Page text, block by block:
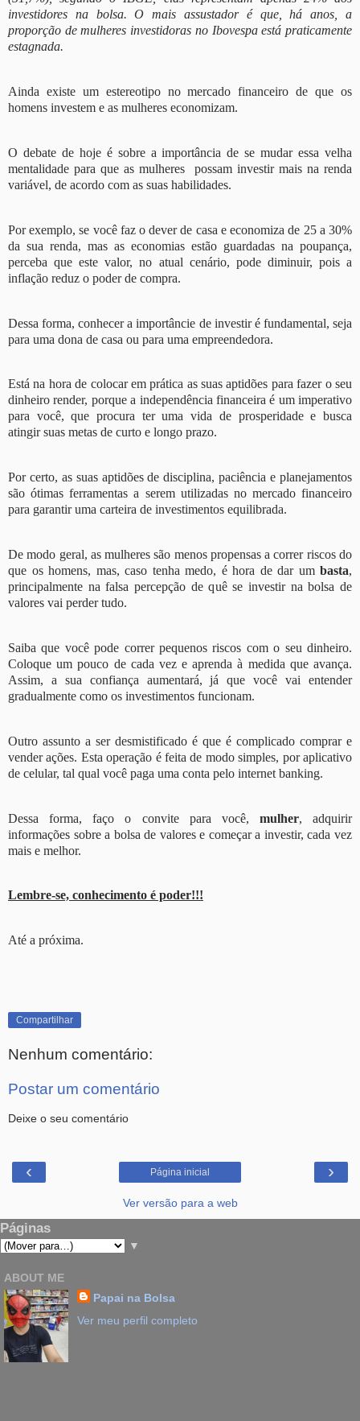
investidores na bolsa. O mais assustador é que, há anos, a
proporção de mulheres investidoras no Ibovespa está praticamente
estagnada.
Ainda existe um estereotipo no mercado financeiro de que os
homens investem e as mulheres economizam.
O debate de hoje é sobre a importância de se mudar essa velha
mentalidade para que as mulheres possam investir mais na renda
variável, de acordo com as suas habilidades.
Por exemplo, se você faz o dever de casa e economiza de 25 a 30%
da sua renda, mas as economias estão guardadas na poupança,
perceba que este valor, no atual cenário, pode diminuir, pois a
inflação reduz o poder de compra.
Dessa forma, conhecer a importâncie de investir é fundamental, seja
para uma dona de casa ou para uma empreendedora.
Está na hora de colocar em prática as suas aptidões para fazer o seu
dinheiro render, porque a independência financeira é um imperativo
para você, que procura ter uma vida de prosperidade e busca
atingir suas metas de curto e longo prazo.
Por certo, as suas aptidões de disciplina, paciência e planejamentos
são ótimas ferramentas a serem utilizadas no mercado financeiro
para garantir uma carteira de investimentos equilibrada.
De modo geral, as mulheres são menos propensas a correr riscos do
que os homens, mas, caso tenha medo, é hora de dar um basta,
principalmente na falsa percepção de quê se investir na bolsa de
valores vai perder tudo.
Saiba que você pode correr pequenos riscos com o seu dinheiro.
Coloque um pouco de cada vez e aprenda à medida que avança.
Assim, a sua confiança aumentará, já que você vai entender
gradualmente como os investimentos funcionam.
Outro assunto a ser desmistificado é que é complicado comprar e
vender ações. Esta operação é feita de modo simples, por aplicativo
de celular, tal qual você paga uma conta pelo internet banking.
Dessa forma, faço o convite para você, mulher, adquirir
informações sobre a bolsa de valores e começar a investir, cada vez
mais e melhor.
Lembre-se, conhecimento é poder!!!
Até a próxima.
Compartilhar
Nenhum comentário:
Postar um comentário
Deixe o seu comentário
‹ ›
Página inicial
Ver versão para a web
Páginas
▼
ABOUT ME
Papai na Bolsa
Ver meu perfil completo